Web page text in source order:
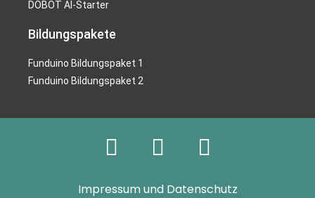
DOBOT AI-Starter
Bildungspakete
Funduino Bildungspaket 1
Funduino Bildungspaket 2
Impressum und Datenschutz